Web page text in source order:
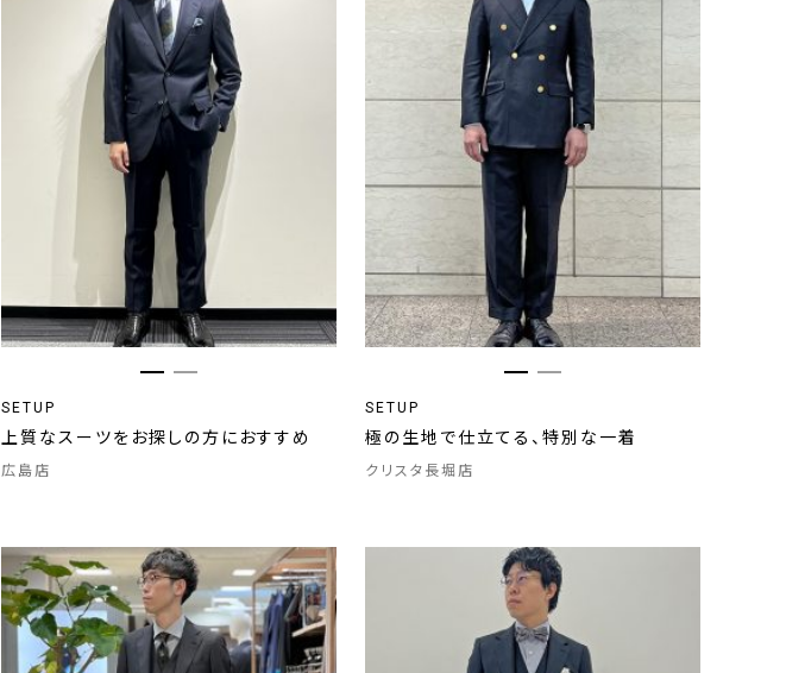
SETUP
上質なスーツをお探しの方におすすめ
広島店
SETUP
極の生地で仕立てる、特別な一着
クリスタ長堀店